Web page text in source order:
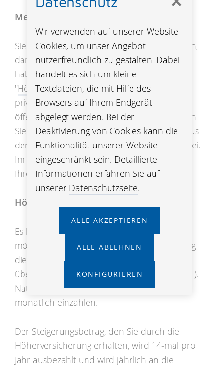
Mehr staatliche Pension – geht das?
Sie möchten Ihre staatliche Pension erhöhen,
damit Sie im Ruhestand mehr am Konto
haben? Bei der sogenannten
"Höherversicherung" zahlen Sie nicht in eine
private Vorsorge ein, sondern direkt ins
öffentliche Pensionssystem. Dadurch können
Sie Ihre Pension auffetten. Die Leistungen aus
der Höherversicherung sind zu 75% steuerfrei.
Im Todesfall geht ein Teil der Leistungen auf
Ihre Hinterbliebenen über.
Höherversicherung schnell erklärt
Es liegt ganz bei Ihnen, wie viel Sie einzahlen
möchten. Allerdings darf der jährliche Beitrag
die doppelte Höchstbeitragsgrundlage nicht
übersteigen (Im Jahr 2025 sind das € 12.900,-).
Natürlich können Sie die Summe auch
monatlich einzahlen.
Der Steigerungsbetrag, den Sie durch die
Höherversicherung erhalten, wird 14-mal pro
Jahr ausbezahlt und wird jährlich an die
Wir verwenden auf unserer Website
Cookies, um unser Angebot
nutzerfreundlich zu gestalten. Dabei
handelt es sich um kleine
Textdateien, die mit Hilfe des
Browsers auf Ihrem Endgerät
abgelegt werden. Bei der
Deaktivierung von Cookies kann die
Funktionalität unserer Website
eingeschränkt sein. Detaillierte
Informationen erfahren Sie auf
unserer Datenschutzseite.
ALLE AKZEPTIEREN
ALLE ABLEHNEN
KONFIGURIEREN